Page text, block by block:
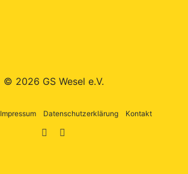
© 2026 GS Wesel e.V.
Impressum Datenschutzerklärung Kontakt